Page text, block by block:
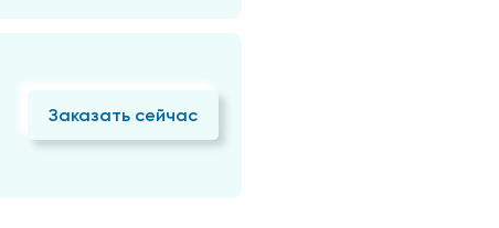
Заказать сейчас